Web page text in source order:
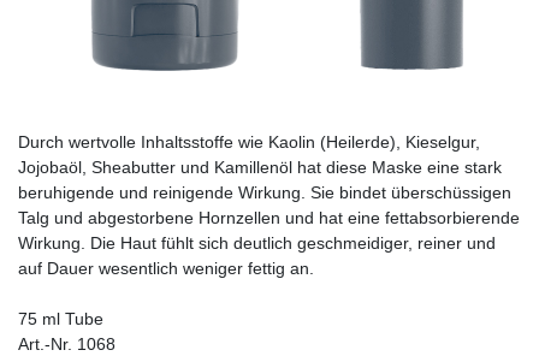
Durch wertvolle Inhaltsstoffe wie Kaolin (Heilerde), Kieselgur,
Jojobaöl, Sheabutter und Kamillenöl hat diese Maske eine stark
beruhigende und reinigende Wirkung. Sie bindet überschüssigen
Talg und ab­gestorbene Hornzellen und hat eine fettabsor­bierende
Wirkung. Die Haut fühlt sich deutlich geschmeidiger, reiner und
auf Dauer wesentlich weniger fettig an.
75 ml Tube
Art.-Nr. 1068